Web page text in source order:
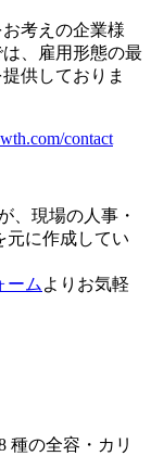
考えの企業様
、雇用形態の最
供しておりま
contact
、現場の人事・
元に作成してい
ーム よりお気軽
種の全容・カリ